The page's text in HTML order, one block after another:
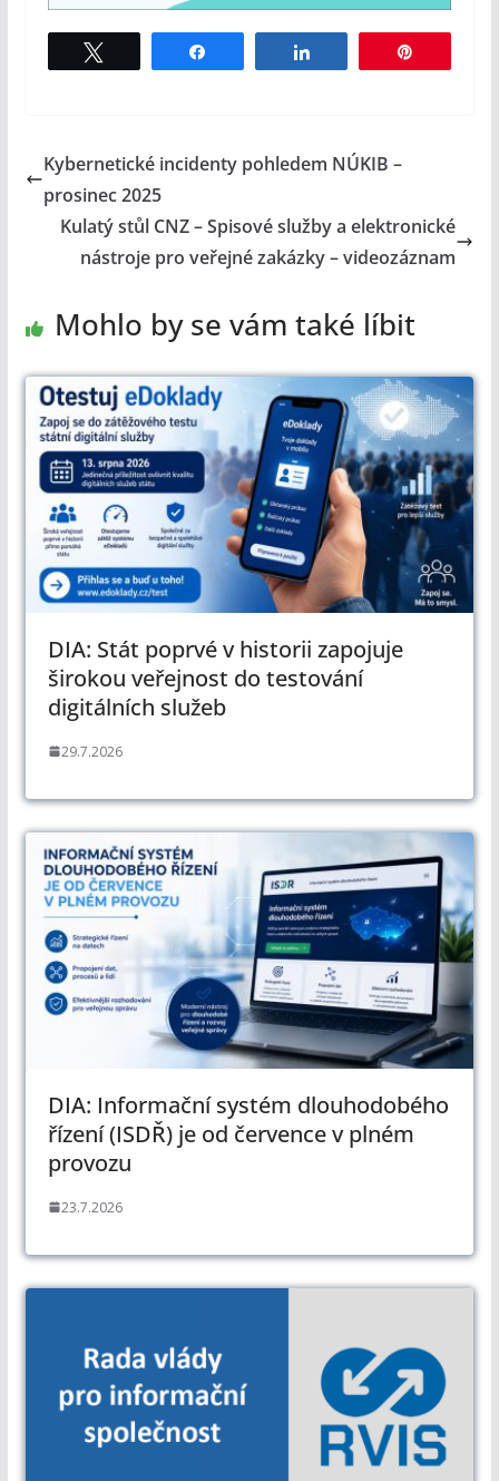
Kybernetické incidenty pohledem NÚKIB –
prosinec 2025
Kulatý stůl CNZ – Spisové služby a elektronické
nástroje pro veřejné zakázky – videozáznam
Mohlo by se vám také líbit
DIA: Stát poprvé v historii zapojuje
širokou veřejnost do testování
digitálních služeb
29.7.2026
DIA: Informační systém dlouhodobého
řízení (ISDŘ) je od července v plném
provozu
23.7.2026